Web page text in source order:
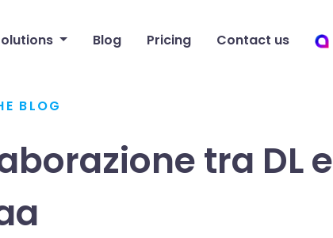
Blog Pricing Contact us
BLOG
tra DL e